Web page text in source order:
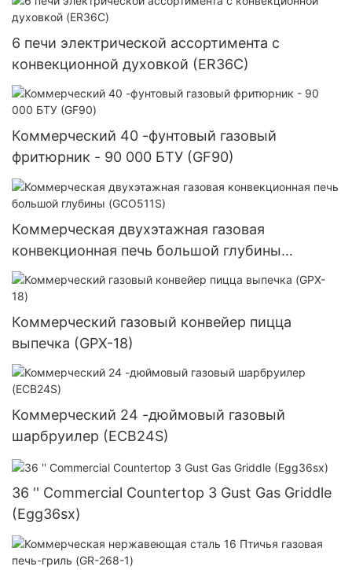
6 печи электрической ассортимента с
конвекционной духовкой (ER36C)
Коммерческий 40 -фунтовый газовый
фритюрник - 90 000 БТУ (GF90)
Коммерческая двухэтажная газовая
конвекционная печь большой глубины
(GCO511S)
Коммерческий газовый конвейер пицца
выпечка (GPX-18)
Коммерческий 24 -дюймовый газовый
шарбруилер (ECB24S)
36 '' Commercial Countertop 3 Gust Gas Griddle
(Egg36sx)